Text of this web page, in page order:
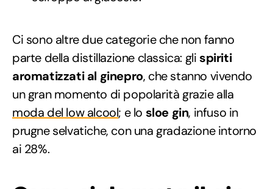
Ci sono altre due categorie che non fanno
parte della distillazione classica: gli spiriti
aromatizzati al ginepro, che stanno vivendo
un gran momento di popolarità grazie alla
moda del low alcool; e lo sloe gin, infuso in
prugne selvatiche, con una gradazione intorno
ai 28%.